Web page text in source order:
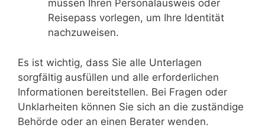
müssen Ihren Personalausweis oder
Reisepass vorlegen, um Ihre Identität
nachzuweisen.
Es ist wichtig, dass Sie alle Unterlagen
sorgfältig ausfüllen und alle erforderlichen
Informationen bereitstellen. Bei Fragen oder
Unklarheiten können Sie sich an die zuständige
Behörde oder an einen Berater wenden.